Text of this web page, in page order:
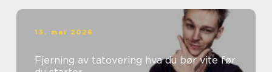
13. mai 2026
Fjerning av tatovering hva du bør vite før